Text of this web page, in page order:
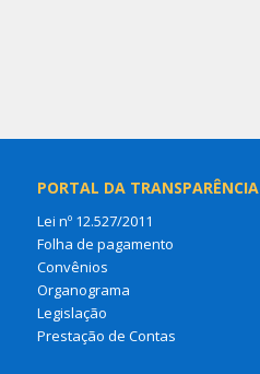
PORTAL DA TRANSPARÊNCIA
Lei nº 12.527/2011
Folha de pagamento
Convênios
Organograma
Legislação
Prestação de Contas